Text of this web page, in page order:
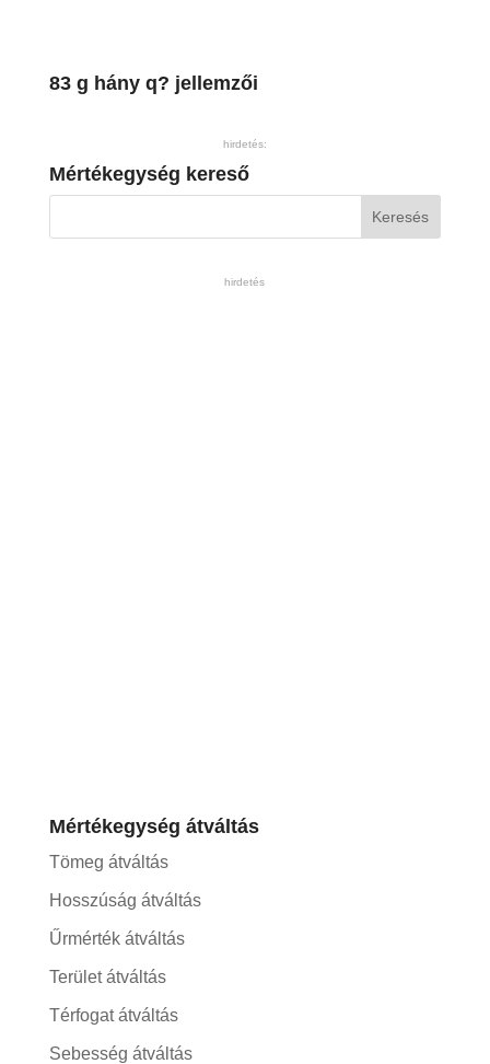
83 g hány q? jellemzői
hirdetés:
Mértékegység kereső
hirdetés
Mértékegység átváltás
Tömeg átváltás
Hosszúság átváltás
Űrmérték átváltás
Terület átváltás
Térfogat átváltás
Sebesség átváltás